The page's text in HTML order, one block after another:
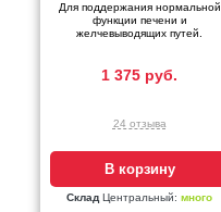
Для поддержания нормальной
функции печени и
желчевыводящих путей.
1 375 руб.
24 отзыва
В корзину
Склад Центральный: много